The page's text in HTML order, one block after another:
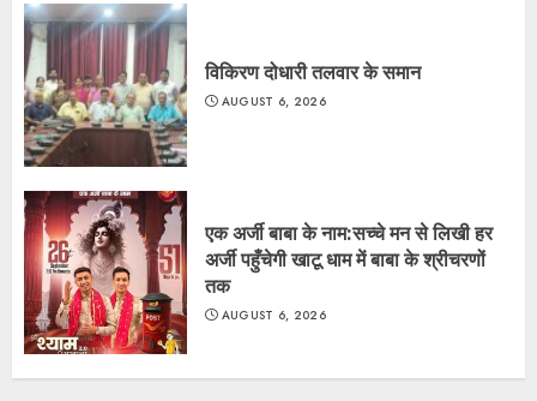
विकिरण दोधारी तलवार के समान
AUGUST 6, 2026
एक अर्जी बाबा के नाम:सच्चे मन से लिखी हर
अर्जी पहुँचेगी खाटू धाम में बाबा के श्रीचरणों
तक
AUGUST 6, 2026